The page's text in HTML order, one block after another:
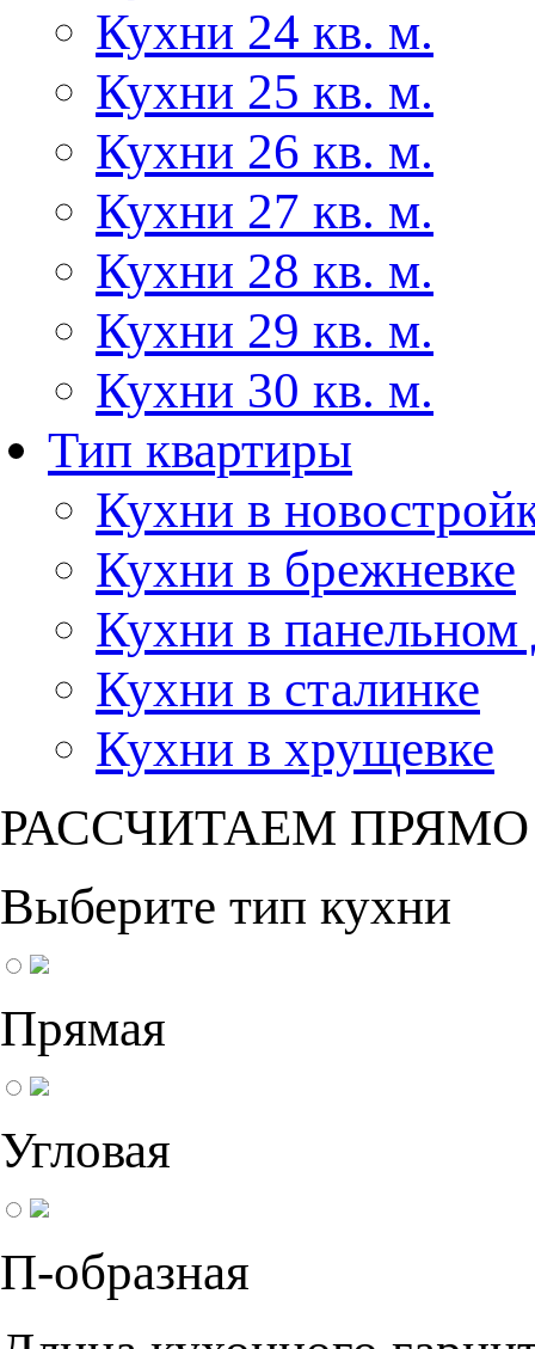
Кухни 24 кв. м.
Кухни 25 кв. м.
Кухни 26 кв. м.
Кухни 27 кв. м.
Кухни 28 кв. м.
Кухни 29 кв. м.
Кухни 30 кв. м.
Тип квартиры
Кухни в
Кухни в брежневке
Кухни в панельном
Кухни в сталинке
Кухни в хрущевке
РАССЧИТАЕМ
Выберите тип кухни
Прямая
Угловая
П-образная